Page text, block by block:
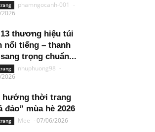
phamngocanh-001
-
thương hiệu túi
nổi tiếng – thanh
trọng chuẩn...
nhuphuong98 -
hướng thời trang
đảo” mùa hè 2026
Mee -07/06/2026